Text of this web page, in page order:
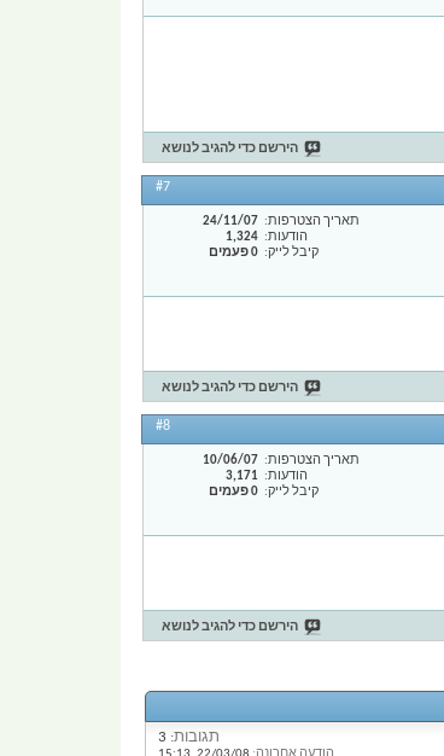
הירשם כדי להגיב לנושא
#7
תאריך הצטרפות
24/11/07
הודעות
1,324
קיבל לייק
0 פעמים
הירשם כדי להגיב לנושא
#8
תאריך הצטרפות
10/06/07
הודעות
3,171
קיבל לייק
0 פעמים
הירשם כדי להגיב לנושא
תגובות: